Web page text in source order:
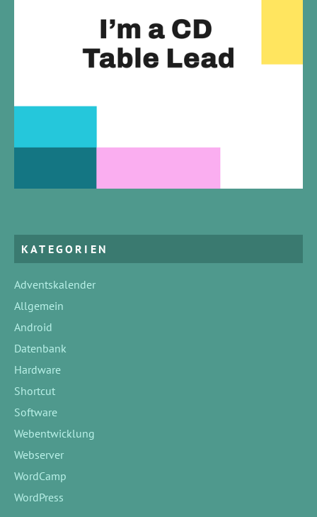
KATEGORIEN
Adventskalender
Allgemein
Android
Datenbank
Hardware
Shortcut
Software
Webentwicklung
Webserver
WordCamp
WordPress